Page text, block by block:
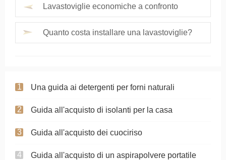
Lavastoviglie economiche a confronto
Quanto costa installare una lavastoviglie?
Una guida ai detergenti per forni naturali
Guida all'acquisto di isolanti per la casa
Guida all'acquisto dei cuociriso
Guida all'acquisto di un aspirapolvere portatile